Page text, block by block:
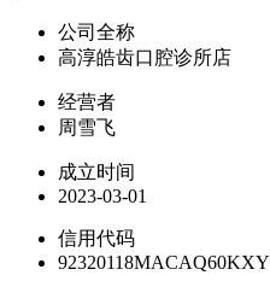
公司全称
高淳皓齿口腔诊所店
经营者
周雪飞
成立时间
2023-03-01
信用代码
92320118MACAQ60KXY